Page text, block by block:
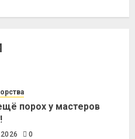
порох у мастеров
0